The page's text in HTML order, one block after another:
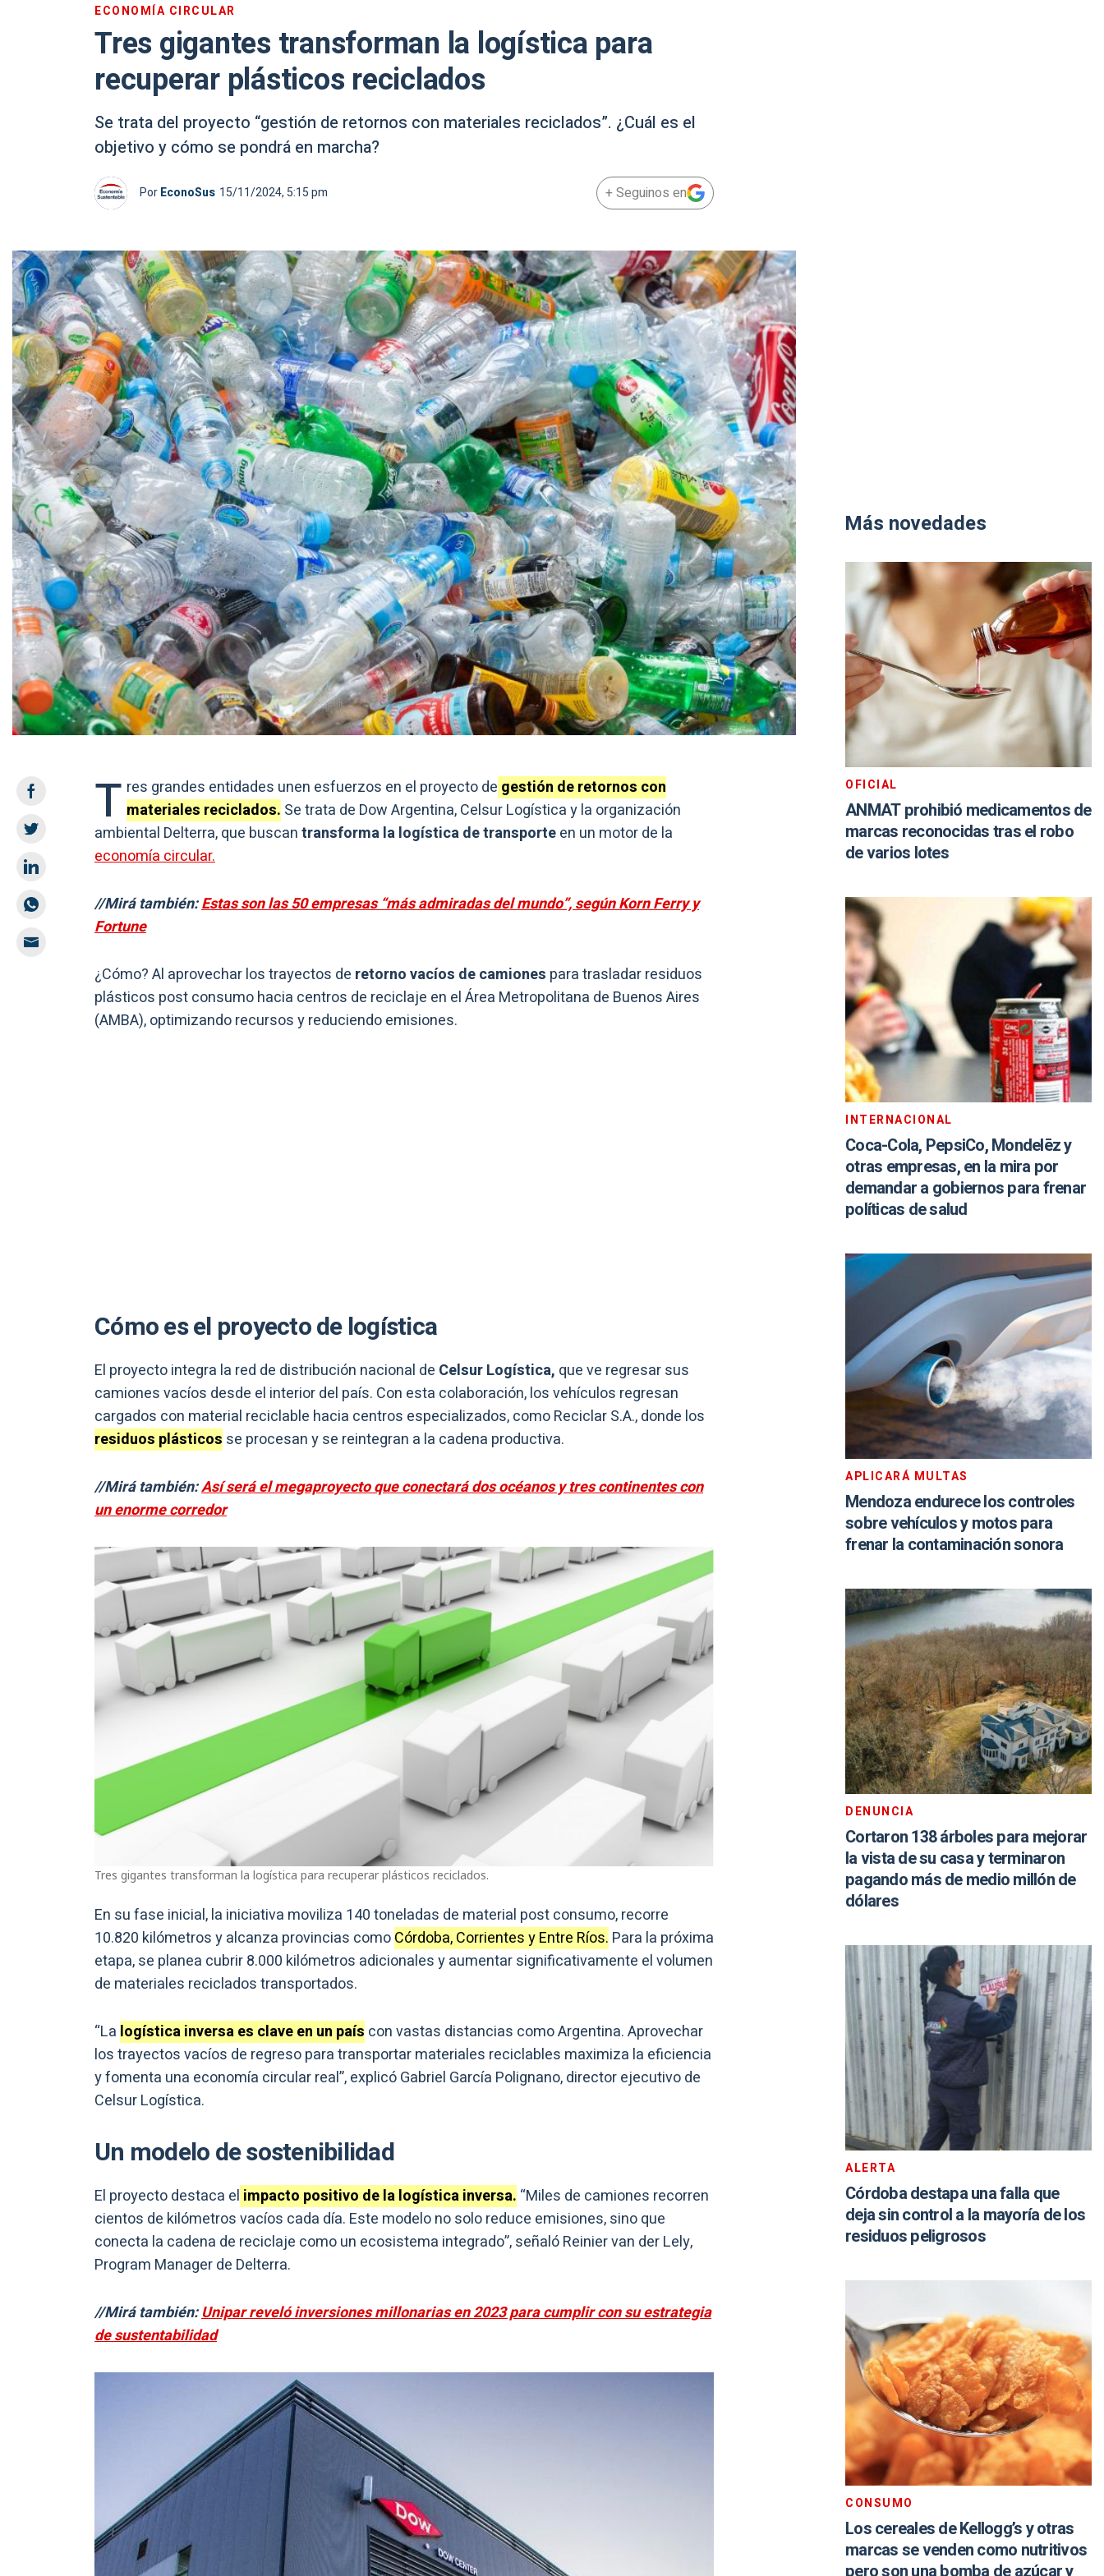
ECONOMÍA CIRCULAR
Tres gigantes transforman la logística para
recuperar plásticos reciclados
Se trata del proyecto “gestión de retornos con materiales reciclados”. ¿Cuál es el
objetivo y cómo se pondrá en marcha?
PorEconoSus 15/11/2024, 5:15 pm + Seguinos en
T res grandes entidades unen esfuerzos en el proyecto de gestión de retornos con
materiales reciclados. Se trata de Dow Argentina, Celsur Logística y la organización
ambiental Delterra, que buscantransforma la logística de transporteen un motor de la
economía circular.
//Mirá también:Estas son las 50 empresas “más admiradas del mundo”, según Korn Ferry y
Fortune
¿Cómo? Al aprovechar los trayectos de retorno vacíos de camiones para trasladar residuos
plásticos post consumo hacia centros de reciclaje en el Área Metropolitana de Buenos Aires
(AMBA), optimizando recursos y reduciendo emisiones.
Cómo es el proyecto de logística
El proyecto integra la red de distribución nacional de Celsur Logística, que ve regresar sus
camiones vacíos desde el interior del país. Con esta colaboración, los vehículos regresan
cargados con material reciclable hacia centros especializados, como Reciclar S.A., donde los
residuos plásticos se procesan y se reintegran a la cadena productiva.
//Mirá también:Así será el megaproyecto que conectará dos océanos y tres continentes con
un enorme corredor
Tres gigantes transforman la logística para recuperar plásticos reciclados.
En su fase inicial, la iniciativa moviliza 140 toneladas de material post consumo, recorre
10.820 kilómetros y alcanza provincias comoCórdoba, Corrientes y Entre Ríos. Para la próxima
etapa, se planea cubrir 8.000 kilómetros adicionales y aumentar significativamente el volumen
de materiales reciclados transportados.
“La logística inversa es clave en un país con vastas distancias como Argentina. Aprovechar
los trayectos vacíos de regreso para transportar materiales reciclables maximiza la eficiencia
y fomenta una economía circular real”, explicó Gabriel García Polignano, director ejecutivo de
Celsur Logística.
Un modelo de sostenibilidad
El proyecto destaca el impacto positivo de la logística inversa. “Miles de camiones recorren
cientos de kilómetros vacíos cada día. Este modelo no solo reduce emisiones, sino que
conecta la cadena de reciclaje como un ecosistema integrado”, señaló Reinier van der Lely,
Program Manager de Delterra.
//Mirá también:Unipar reveló inversiones millonarias en 2023 para cumplir con su estrategia
de sustentabilidad
Más novedades
OFICIAL
ANMAT prohibió medicamentos de
marcas reconocidas tras el robo
de varios lotes
INTERNACIONAL
Coca-Cola, PepsiCo, Mondelēz y
otras empresas, en la mira por
demandar a gobiernos para frenar
políticas de salud
APLICARÁ MULTAS
Mendoza endurece los controles
sobre vehículos y motos para
frenar la contaminación sonora
DENUNCIA
Cortaron 138 árboles para mejorar
la vista de su casa y terminaron
pagando más de medio millón de
dólares
ALERTA
Córdoba destapa una falla que
deja sin control a la mayoría de los
residuos peligrosos
CONSUMO
Los cereales de Kellogg’s y otras
marcas se venden como nutritivos